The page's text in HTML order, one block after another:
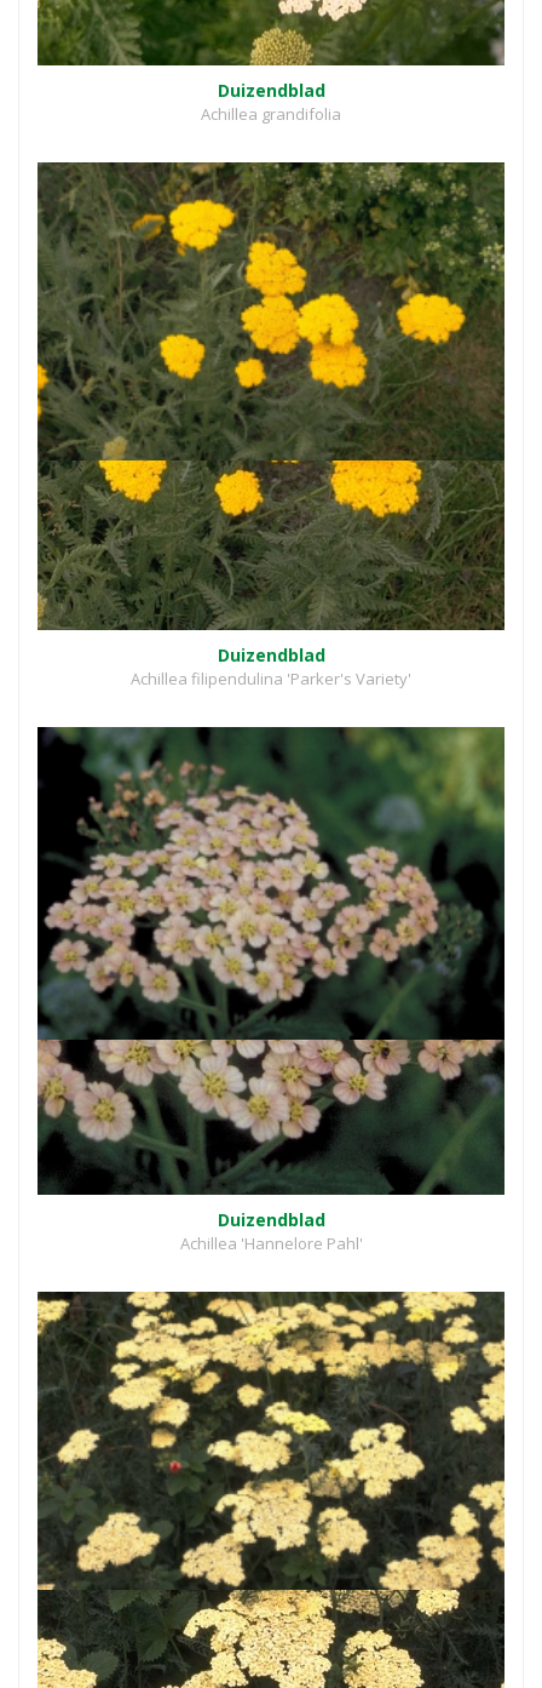
Duizendblad
Achillea grandifolia
Duizendblad
Achillea filipendulina 'Parker's Variety'
Duizendblad
Achillea 'Hannelore Pahl'